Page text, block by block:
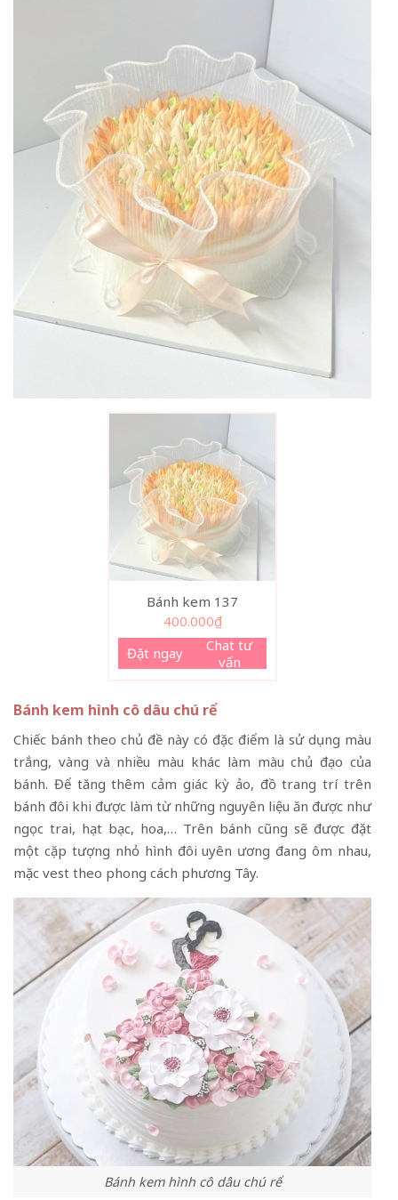
Bánh kem 137
400.000₫
Đặt ngay
Chat tư
vấn
Bánh kem hình cô dâu chú rể
Chiếc bánh theo chủ đề này có đặc điểm là sử dụng màu
trắng, vàng và nhiều màu khác làm màu chủ đạo của
bánh. Để tăng thêm cảm giác kỳ ảo, đồ trang trí trên
bánh đôi khi được làm từ những nguyên liệu ăn được như
ngọc trai, hạt bạc, hoa,… Trên bánh cũng sẽ được đặt
một cặp tượng nhỏ hình đôi uyên ương đang ôm nhau,
mặc vest theo phong cách phương Tây.
Bánh kem hình cô dâu chú rể